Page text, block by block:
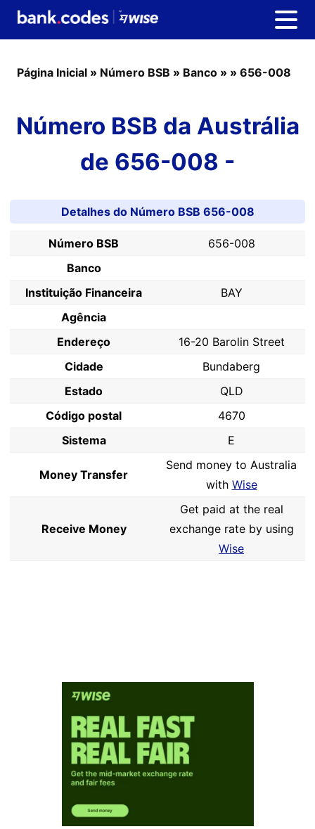
Página Inicial » Número BSB » Banco » » 656-008
Número BSB da Austrália
de 656-008 -
Detalhes do Número BSB 656-008
Número BSB
656-008
Banco
Instituição Financeira
BAY
Agência
Endereço
16-20 Barolin Street
Cidade
Bundaberg
Estado
QLD
Código postal
4670
Sistema
E
Money Transfer
Send money to Australia
with Wise
Receive Money
Get paid at the real
exchange rate by using
Wise